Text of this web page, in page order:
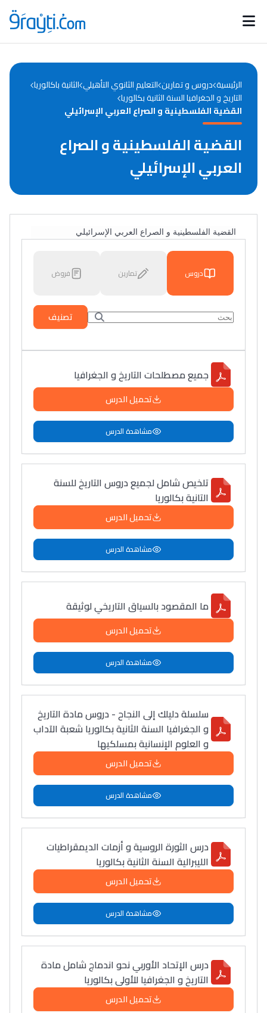
Catégories
d'actualités
Annonces bourses
الرئيسية دروس و تمارين التعليم الثانوي التأهيلي الثانية باكالوريا
التاريخ و الجغرافيا السنة الثانية بكالوريا
القضية الفلسطينية و الصراع العربي الإسرائيلي
القضية الفلسطينية و الصراع
العربي الإسرائيلي
القضية الفلسطينية و الصراع العربي الإسرائيلي
دروس تمارين فروض
تصنيف
جميع مصطلحات التاريخ و الجغرافيا
تحميل الدرس
مشاهدة الدرس
تلخيص شامل لجميع دروس التاريخ للسنة
التانية بكالوريا
تحميل الدرس
مشاهدة الدرس
ما المقصود بالسياق التاريخي لوثيقة
تحميل الدرس
مشاهدة الدرس
سلسلة دليلك إلى النجاح - دروس مادة التاريخ
و الجغرافيا السنة الثانية بكالوريا شعبة الآداب
و العلوم الإنسانية بمسلكيها
تحميل الدرس
مشاهدة الدرس
درس الثورة الروسية و أزمات الديمقراطيات
الليبرالية السنة الثانية بكالوريا
تحميل الدرس
مشاهدة الدرس
درس الإتحاد الأوربي نحو اندماج شامل مادة
التاريخ و الجغرافيا للأولى بكالوريا
تحميل الدرس